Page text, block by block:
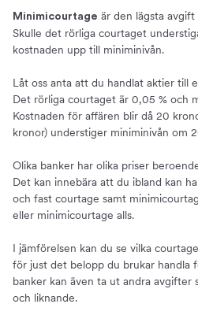
Minimicourtage är den lägsta
Skulle det rörliga courtaget
kostnaden upp till miniminivån.
Låt oss anta att du handlat aktier till
Det rörliga courtaget är 0,05 % och
Kostnaden för affären blir då 20
kronor) understiger miniminivån om
Olika banker har olika priser
Det kan innebära att du ibland kan
och fast courtage samt
eller minimicourtage alls.
I jämförelsen kan du se vilka
för just det belopp du brukar handla
banker kan även ta ut andra avgifter
och liknande.